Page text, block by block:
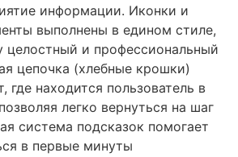
информации. Иконки и
выполнены в едином стиле,
целостный и профессиональный
цепочка (хлебные крошки)
где находится пользователь в
легко вернуться на шаг
система подсказок помогает
в первые минуты